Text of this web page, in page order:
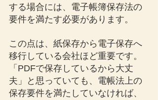
する場合には、電子帳簿保存法の
要件を満たす必要があります。
この点は、紙保存から電子保存へ
移行している会社ほど重要です。
「PDFで保存しているから大丈
夫」と思っていても、電帳法上の
保存要件を満たしていなければ、